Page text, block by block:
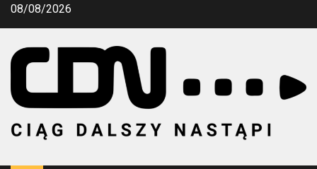
Przejdź
08/08/2026